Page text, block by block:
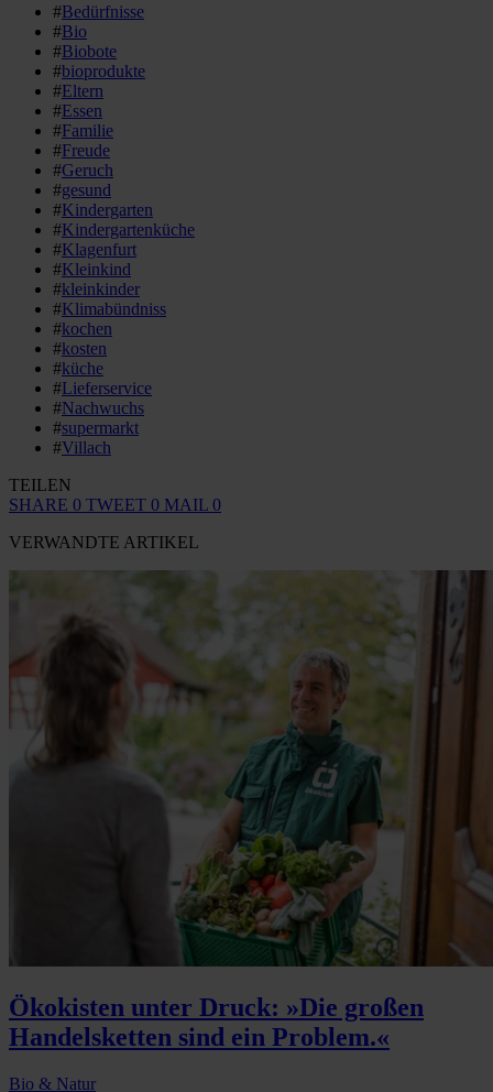
#Bedürfnisse
#Bio
#Biobote
#bioprodukte
#Eltern
#Essen
#Familie
#Freude
#Geruch
#gesund
#Kindergarten
#Kindergartenküche
#Klagenfurt
#Kleinkind
#kleinkinder
#Klimabündniss
#kochen
#kosten
#küche
#Lieferservice
#Nachwuchs
#supermarkt
#Villach
TEILEN
SHARE 0 TWEET 0 MAIL 0
VERWANDTE ARTIKEL
Ökokisten unter Druck: »Die großen
Handelsketten sind ein Problem.«
Bio & Natur